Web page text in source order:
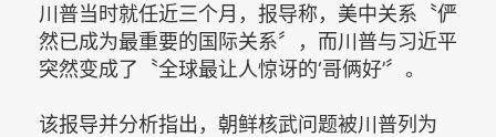
川普当时就任近三个月，报导称，美中关系〝俨
然已成为最重要的国际关系〞，而川普与习近平
突然变成了〝全球最让人惊讶的‘哥俩好’〞。
该报导并分析指出，朝鲜核武问题被川普列为